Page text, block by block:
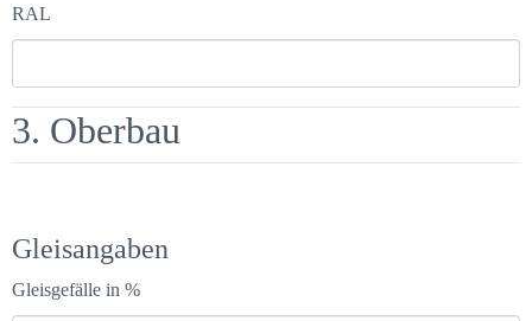
RAL
3. Oberbau
Gleisangaben
Gleisgefälle in %